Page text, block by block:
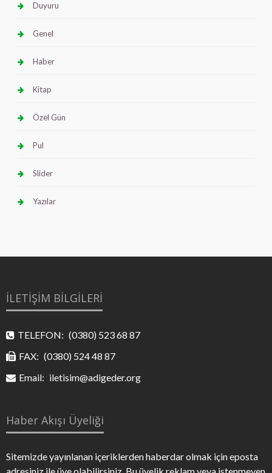
Duyuru
Genel
Haber
Kitap
Özel Gün
Pul
Slider
Yazılar
İLETİŞİM BİLGİLERİ
TELEFON: (0380) 523 68 87
FAX: (0380) 524 48 87
Email: iletisim@adigeder.org
Haber Akışı Üyeliği
Sitemizde yayınlanan içeriklerden haberdar olmak için eposta